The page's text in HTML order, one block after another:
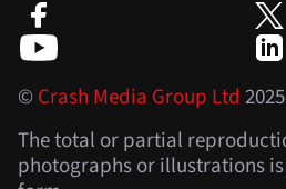
©Crash Media Group Ltd
The total or partial
photographs or illustrations